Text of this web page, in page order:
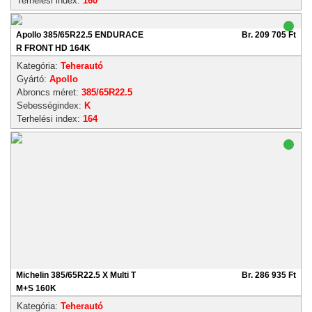
Apollo 385/65R22.5 ENDURACE
R FRONT HD 164K
Br. 209 705 Ft
Kategória: Teherautó
Gyártó: Apollo
Abroncs méret: 385/65R22.5
Sebességindex: K
Terhelési index: 164
Michelin 385/65R22.5 X Multi T
M+S 160K
Br. 286 935 Ft
Kategória: Teherautó